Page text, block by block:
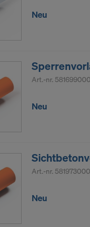
Neu
Art.-nr. 581699000
Neu
Art.-nr. 581973000
Neu